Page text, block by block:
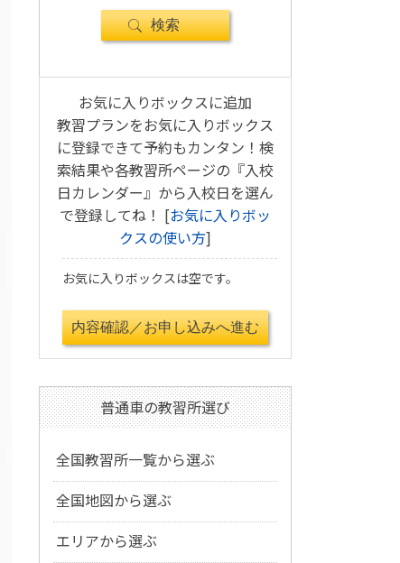
お気に入りボックスに追加
教習プランをお気に入りボックス
に登録できて予約もカンタン！検
索結果や各教習所ページの『入校
日カレンダー』から入校日を選ん
で登録してね！ [お気に入りボッ
クスの使い方]
お気に入りボックスは空です。
普通車の教習所選び
全国教習所一覧から選ぶ
全国地図から選ぶ
エリアから選ぶ